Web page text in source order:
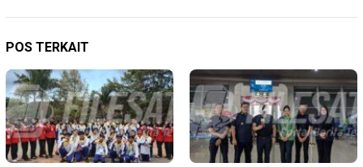
POS TERKAIT